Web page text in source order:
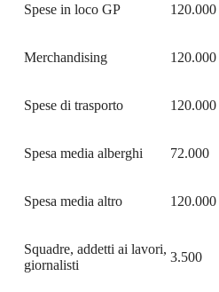
Spese in loco GP 120.000
Merchandising 120.000
Spese di trasporto 120.000
Spesa media alberghi 72.000
Spesa media altro 120.000
Squadre, addetti ai lavori,
giornalisti
3.500